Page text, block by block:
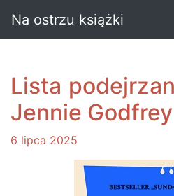
Na ostrzu książki
Lista
Jennie Godfrey
6 lipca 2025